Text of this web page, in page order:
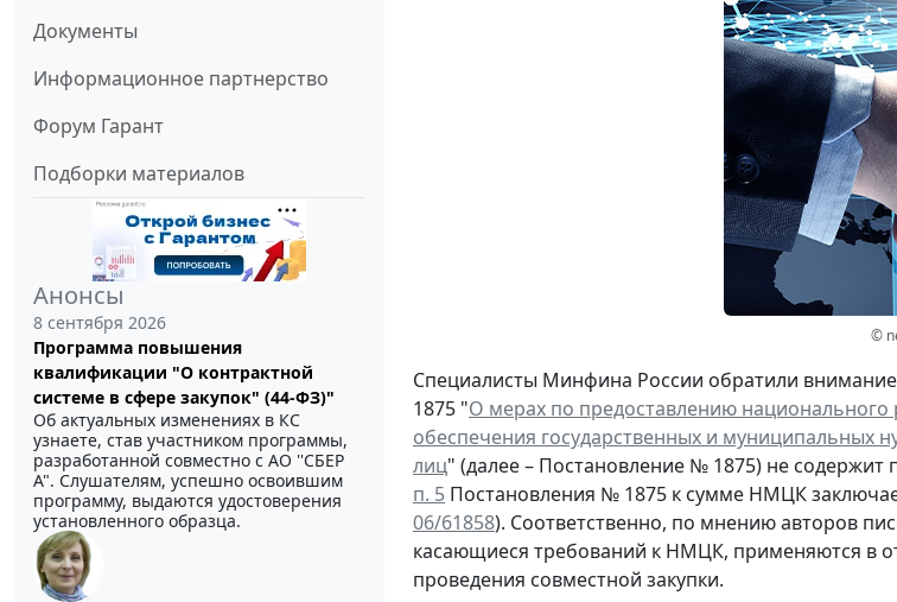
Документы
Информационное партнерство
Форум Гарант
Подборки материалов
Анонсы
8 сентября 2026
Программа повышения
квалификации "О контрактной
системе в сфере закупок" (44-ФЗ)"
Об актуальных изменениях в КС
узнаете, став участником программы,
разработанной совместно с АО ''СБЕР
А". Слушателям, успешно освоившим
программу, выдаются удостоверения
установленного образца.
©
Специалисты Минфина России обратили
1875 "О мерах по предоставлению национального
обеспечения государственных и муниципальных
лиц" (далее – Постановление № 1875) не
п. 5 Постановления № 1875 к сумме НМЦК
06/61858). Соответственно, по мнению авторов
касающиеся требований к НМЦК, применяются в
проведения совместной закупки.